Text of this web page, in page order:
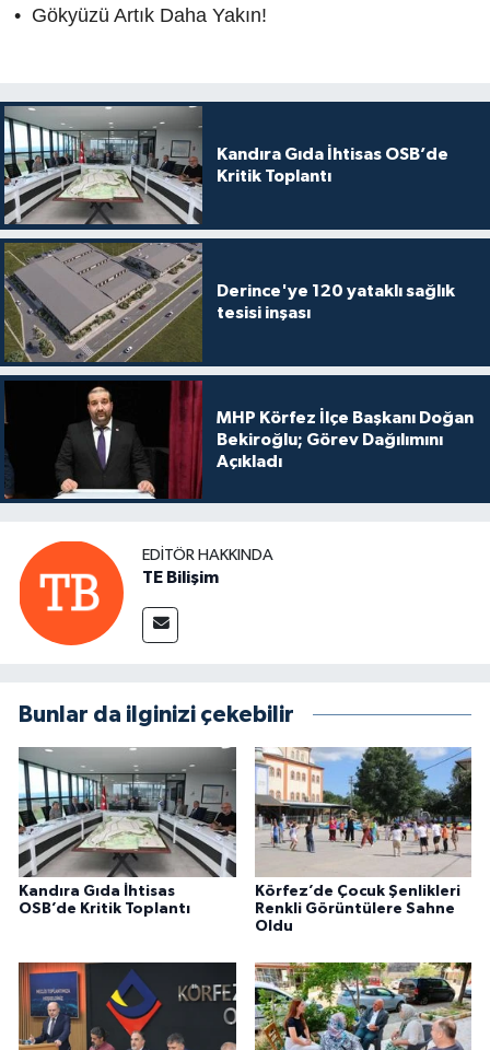
• Gökyüzü Artık Daha Yakın!
Kandıra Gıda İhtisas OSB’de
Kritik Toplantı
Derince'ye 120 yataklı sağlık
tesisi inşası
MHP Körfez İlçe Başkanı Doğan
Bekiroğlu; Görev Dağılımını
Açıkladı
EDITÖR HAKKINDA
TE Bilişim
Bunlar da ilginizi çekebilir
Kandıra Gıda İhtisas
OSB’de Kritik Toplantı
Körfez’de Çocuk Şenlikleri
Renkli Görüntülere Sahne
Oldu